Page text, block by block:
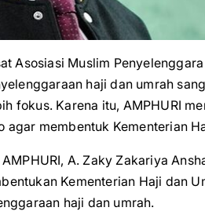
Asosiasi Muslim
haji dan umrah
fokus. Karena itu, AMPHURI
membentuk Kementerian
A. Zaky Zakariya
Kementerian Haji dan
haji dan umrah.